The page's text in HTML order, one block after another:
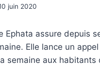
juin 2020
Ephata assure depuis
Elle lance un
semaine aux